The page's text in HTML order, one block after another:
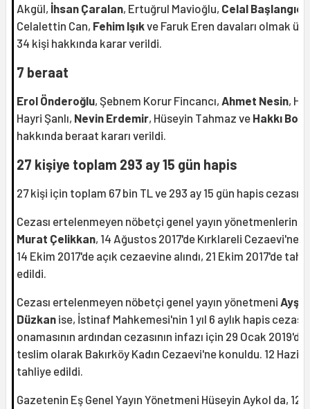
Akgül, İhsan Çaralan, Ertuğrul Mavioğlu, Celal Başlangıç,
Celalettin Can, Fehim Işıkve Faruk Eren davaları olmak
34 kişi hakkında karar verildi.
7 beraat
Erol Önderoğlu, Şebnem Korur Fincancı, Ahmet Nesin,
Hayri Şanlı, Nevin Erdemir, Hüseyin Tahmaz ve Hakkı
hakkında beraat kararı verildi.
27 kişiye toplam 293 ay 15 gün hapis
27 kişi için toplam 67 bin TL ve 293 ay 15 gün hapis cezası
Cezası ertelenmeyen nöbetçi genel yayın
Murat Çelikkan, 14 Ağustos 2017'de Kırklareli Cezaevi'ne
14 Ekim 2017'de açık cezaevine alındı, 21 Ekim 2017'de
edildi.
Cezası ertelenmeyen nöbetçi genel yayın yönetmeni Ayşe
Düzkan ise, İstinaf Mahkemesi'nin 1 yıl 6 aylık hapis
onamasının ardından cezasının infazı için 29 Ocak 2019'da
teslim olarak Bakırköy Kadın Cezaevi'ne konuldu. 12
tahliye edildi.
Gazetenin Eş Genel Yayın Yönetmeni Hüseyin Aykol da, 12